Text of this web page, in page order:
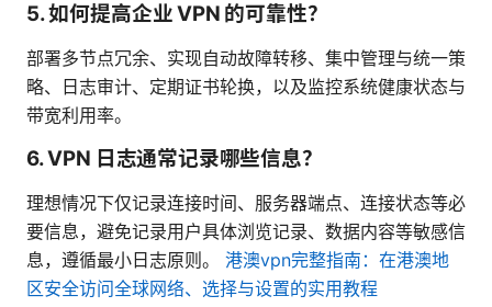
5. 如何提高企业 VPN 的可靠性？
部署多节点冗余、实现自动故障转移、集中管理与统一策
略、日志审计、定期证书轮换，以及监控系统健康状态与
带宽利用率。
6. VPN 日志通常记录哪些信息？
理想情况下仅记录连接时间、服务器端点、连接状态等必
要信息，避免记录用户具体浏览记录、数据内容等敏感信
息，遵循最小日志原则。 港澳vpn完整指南：在港澳地
区安全访问全球网络、选择与设置的实用教程